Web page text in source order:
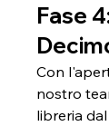
Fase
Con
nostro
libreria